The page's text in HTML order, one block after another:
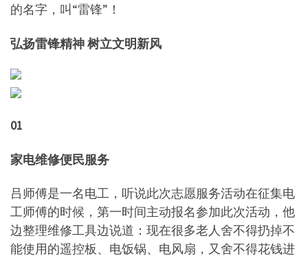
的名字，叫“雷锋”！
弘扬雷锋精神 树立文明新风
01
家电维修便民服务
吕师傅是一名电工，听说此次志愿服务活动在征集电
工师傅的时候，第一时间主动报名参加此次活动，他
边整理维修工具边说道：现在很多老人舍不得扔掉不
能使用的遥控板、电饭锅、电风扇，又舍不得花钱进